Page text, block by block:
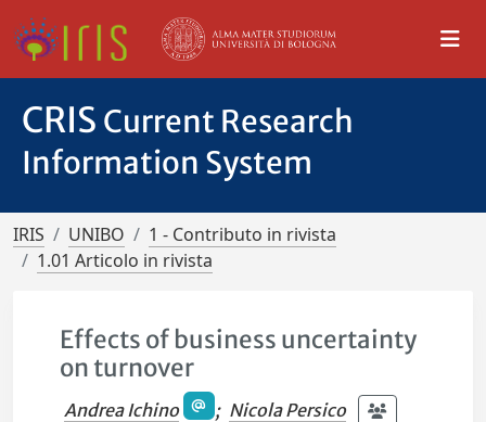
CRIS Current Research
Information System
IRIS UNIBO
1 - Contributo in rivista
1.01 Articolo in rivista
Effects of business uncertainty
on turnover
Andrea Ichino ; Nicola Persico